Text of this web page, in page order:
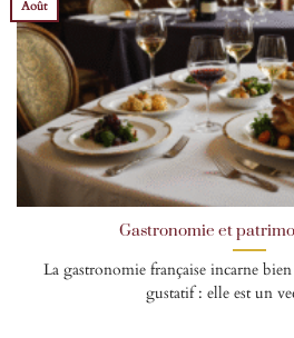
Gastronomie et
La gastronomie française incarne
gustatif : elle est un
Août